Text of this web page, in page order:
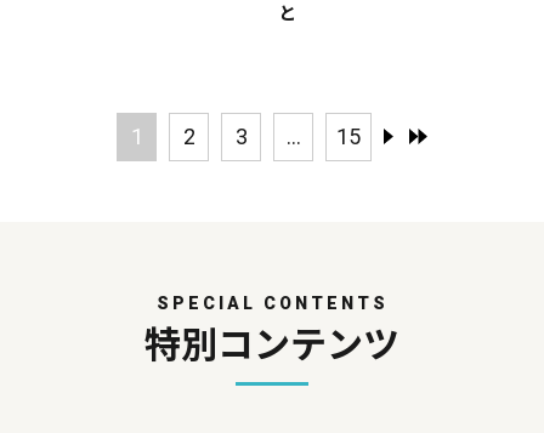
と
1 2 3 ... 15
SPECIAL CONTENTS
特別コンテンツ